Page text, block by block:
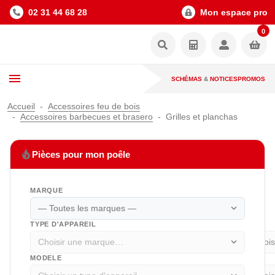
02 31 44 68 28 Mon espace pro
0
SCHÉMAS & NOTICESPROMOS
Accueil
Accessoires feu de bois
Accessoires barbecues et brasero
Grilles et planchas
local_fire_department Pièces pour mon poêle
MARQUE
expand_more
TYPE D'APPAREIL
expand_more
MODELE